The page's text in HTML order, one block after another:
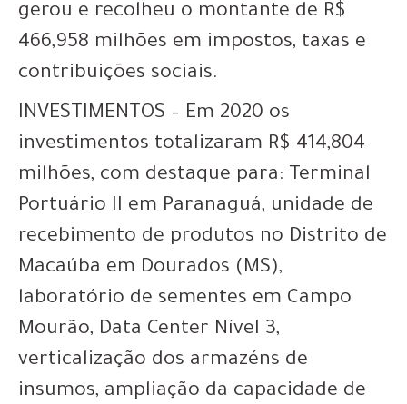
gerou e recolheu o montante de R$
466,958 milhões em impostos, taxas e
contribuições sociais.
INVESTIMENTOS – Em 2020 os
investimentos totalizaram R$ 414,804
milhões, com destaque para: Terminal
Portuário II em Paranaguá, unidade de
recebimento de produtos no Distrito de
Macaúba em Dourados (MS),
laboratório de sementes em Campo
Mourão, Data Center Nível 3,
verticalização dos armazéns de
insumos, ampliação da capacidade de